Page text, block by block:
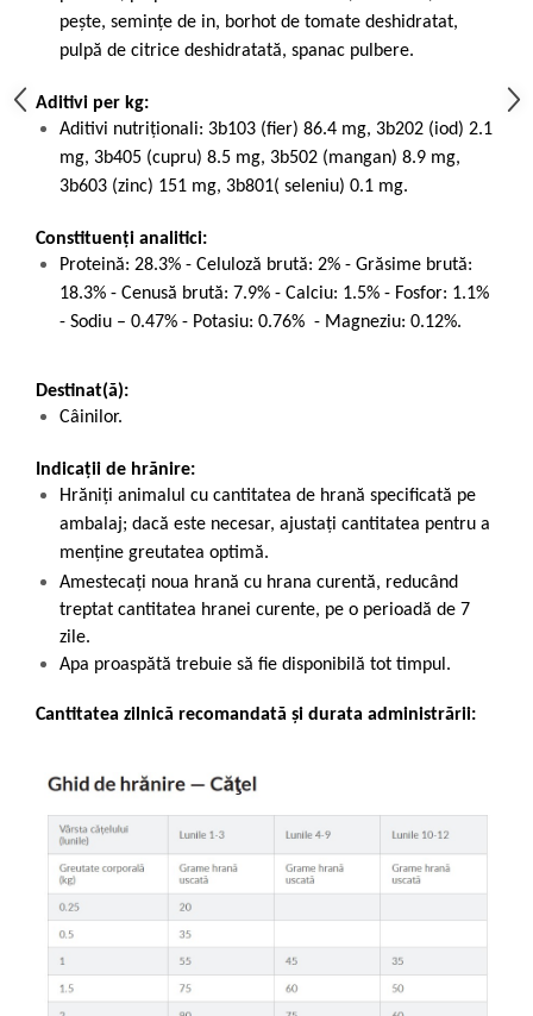
pește, semințe de in, borhot de tomate deshidratat,
pulpă de citrice deshidratată, spanac pulbere.
Aditivi per kg:
Aditivi nutriţionali: 3b103 (fier) 86.4 mg, 3b202 (iod) 2.1
mg, 3b405 (cupru) 8.5 mg, 3b502 (mangan) 8.9 mg,
3b603 (zinc) 151 mg, 3b801( seleniu) 0.1 mg.
Constituenți analitici:
Proteină: 28.3% - Celuloză brută: 2% - Grăsime brută:
18.3% - Cenusă brută: 7.9% - Calciu: 1.5% - Fosfor: 1.1%
- Sodiu – 0.47% - Potasiu: 0.76% - Magneziu: 0.12%.
Destinat(ă):
Câinilor.
Indicații de hrănire:
Hrăniți animalul cu cantitatea de hrană specificată pe
ambalaj; dacă este necesar, ajustați cantitatea pentru a
menține greutatea optimă.
Amestecați noua hrană cu hrana curentă, reducând
treptat cantitatea hranei curente, pe o perioadă de 7
zile.
Apa proaspătă trebuie să fie disponibilă tot timpul.
Cantitatea zilnică recomandată și durata administrării: